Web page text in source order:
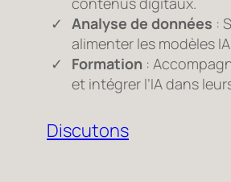
Analyse de données :
alimenter les modèles
Formation :
et intégrer l’IA dans
Discutons